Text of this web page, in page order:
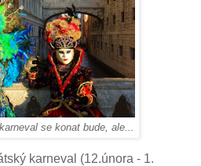
se konat bude, ale...
karneval (12.února - 1.